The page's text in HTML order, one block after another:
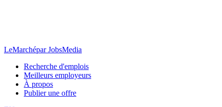
LeMarchépar JobsMedia
Recherche d'emplois
Meilleurs employeurs
À propos
Publier une offre